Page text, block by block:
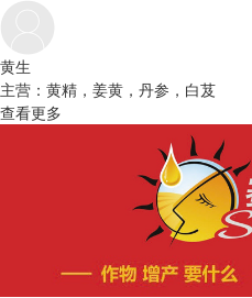
黄生
主营：黄精，姜黄，丹参，白芨
查看更多